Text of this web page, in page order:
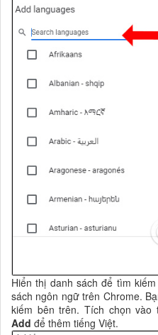
Hiển thị danh sách để tìm
sách ngôn ngữ trên Chrome.
kiếm bên trên. Tích chọn vào
Add để thêm tiếng Việt.